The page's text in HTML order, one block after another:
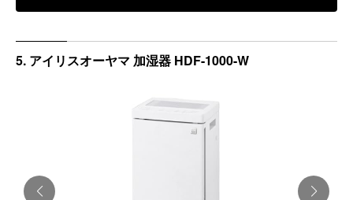
5. アイリスオーヤマ 加湿器 HDF-1000-W